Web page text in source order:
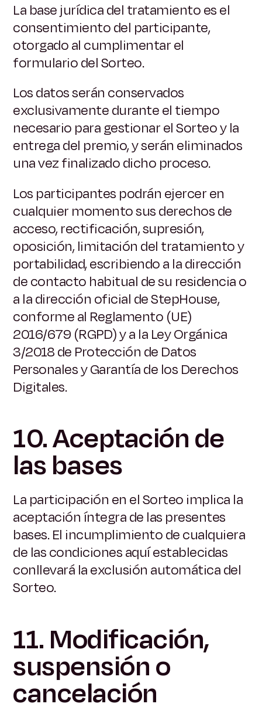
La base jurídica del tratamiento es el
consentimiento del participante,
otorgado al cumplimentar el
formulario del Sorteo.
Los datos serán conservados
exclusivamente durante el tiempo
necesario para gestionar el Sorteo y la
entrega del premio, y serán eliminados
una vez finalizado dicho proceso.
Los participantes podrán ejercer en
cualquier momento sus derechos de
acceso, rectificación, supresión,
oposición, limitación del tratamiento y
portabilidad, escribiendo a la dirección
de contacto habitual de su residencia o
a la dirección oficial de StepHouse,
conforme al Reglamento (UE)
2016/679 (RGPD) y a la Ley Orgánica
3/2018 de Protección de Datos
Personales y Garantía de los Derechos
Digitales.
10. Aceptación de
las bases
La participación en el Sorteo implica la
aceptación íntegra de las presentes
bases. El incumplimiento de cualquiera
de las condiciones aquí establecidas
conllevará la exclusión automática del
Sorteo.
11. Modificación,
suspensión o
cancelación